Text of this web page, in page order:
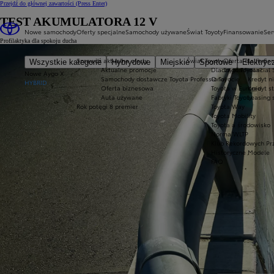
Przejdź do głównej zawartości (Press Enter)
Nowe samochody
Wszystkie kategorie Hybrydowe Miejskie Sportowe
Nowe Aygo X
HYBRID
Oferty specjalne
Sprawdź aktualne oferty
Aktualne promocje
Samochody dostawcze Toyota Professional
Oferta biznesowa
Auta używane
Rok potęgi 8 premier
Samochody używaneŚwiat Toyoty
Świat Toyoty
Dlaczego Toyota?
O Toyocie
Toyota w Europie
Fabryki Toyoty
Toyota Way
Toyota Mobility
Toyota a środowisko
Norma WLTP
Klub Rekordowych
Historyczne Modele
Finansowanie
Oferta dla firm
Toyota Financial
Kredyt
Kredyt
Leasing
TEST AKUMULATORA 12 V
Profilaktyka dla spokoju ducha